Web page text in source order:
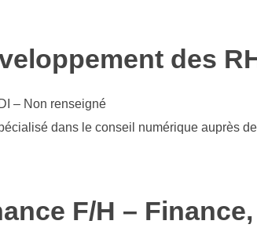
des
– Non renseigné
dans le conseil numérique auprès
F/H –